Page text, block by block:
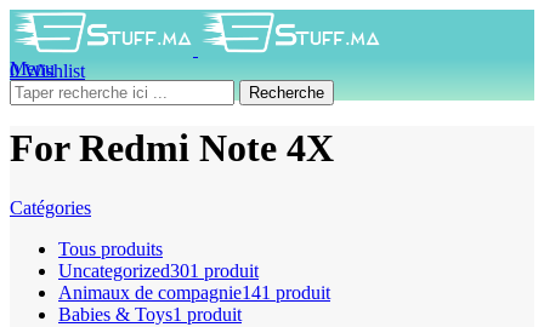
0Wishlist
0produit 0DH
Menu
Recherche
For Redmi Note 4X
Catégories
Tous produits
Uncategorized301 produit
Animaux de compagnie141 produit
Babies & Toys1 produit